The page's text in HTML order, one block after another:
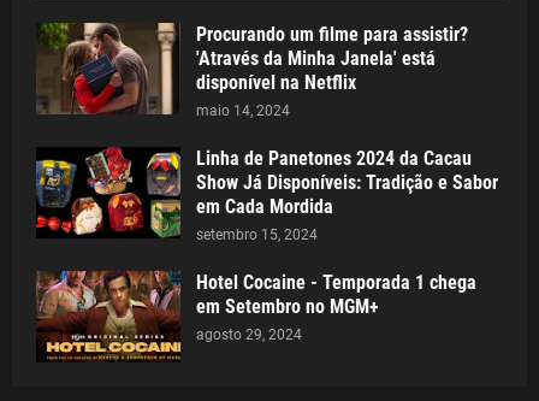
Procurando um filme para assistir?
'Através da Minha Janela' está
disponível na Netflix
maio 14, 2024
Linha de Panetones 2024 da Cacau
Show Já Disponíveis: Tradição e Sabor
em Cada Mordida
setembro 15, 2024
Hotel Cocaine - Temporada 1 chega
em Setembro no MGM+
agosto 29, 2024